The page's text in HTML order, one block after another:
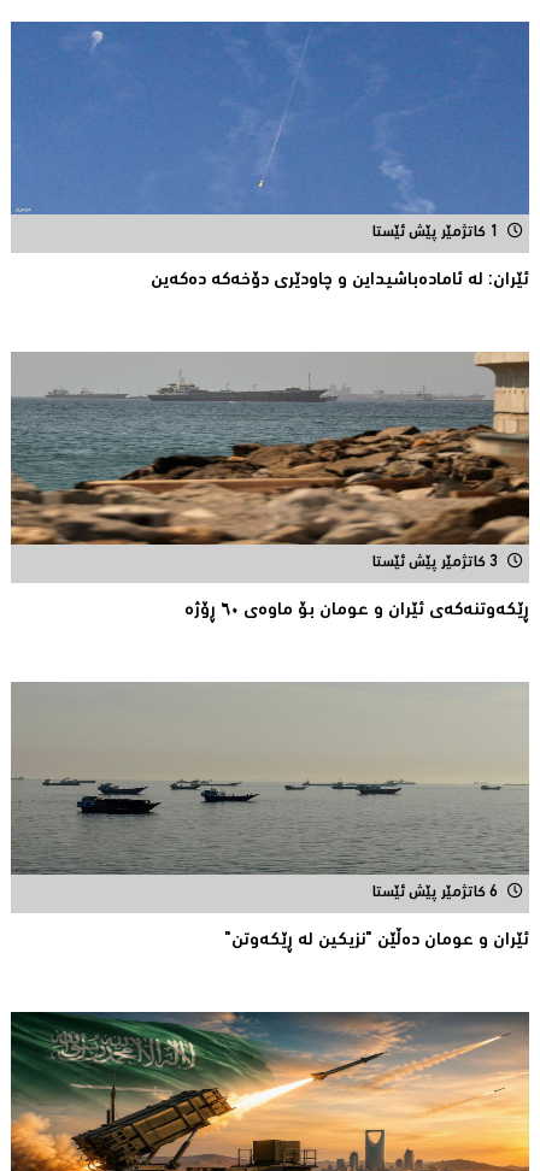
1 کاتژمێر پێش ئێستا
ئێران: له‌ ئاماده‌باشیداین و چاودێری دۆخه‌كه‌ ده‌كه‌ین
3 کاتژمێر پێش ئێستا
ڕێكه‌وتنه‌كه‌ی ئێران و عومان بۆ ماوه‌ی ٦٠ ڕۆژه‌
6 کاتژمێر پێش ئێستا
ئێران و عومان دەڵێن "نزیکین لە ڕێکەوتن"